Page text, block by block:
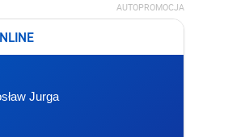
AUTOPROMOCJA
Jurga